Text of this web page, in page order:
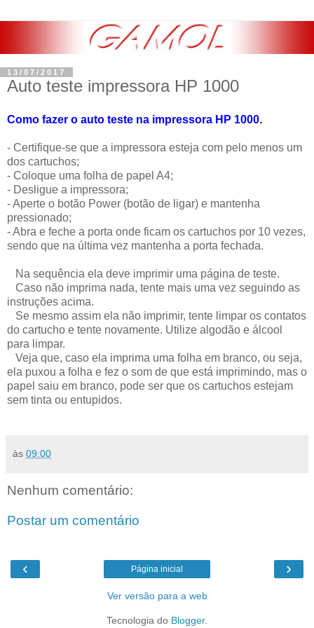
13/07/2017
Auto teste impressora HP 1000
Como fazer o auto teste na impressora HP 1000.
- Certifique-se que a impressora esteja com pelo menos um
dos cartuchos;
- Coloque uma folha de papel A4;
- Desligue a impressora;
- Aperte o botão Power (botão de ligar) e mantenha
pressionado;
- Abra e feche a porta onde ficam os cartuchos por 10 vezes,
sendo que na última vez mantenha a porta fechada.
Na sequência ela deve imprimir uma página de teste.
Caso não imprima nada, tente mais uma vez seguindo as
instruções acima.
Se mesmo assim ela não imprimir, tente limpar os contatos
do cartucho e tente novamente. Utilize algodão e álcool
para limpar.
Veja que, caso ela imprima uma folha em branco, ou seja,
ela puxou a folha e fez o som de que está imprimindo, mas o
papel saiu em branco, pode ser que os cartuchos estejam
sem tinta ou entupidos.
às 09:00
Nenhum comentário:
Postar um comentário
‹ ›
Página inicial
Ver versão para a web
Tecnologia do Blogger.